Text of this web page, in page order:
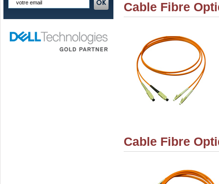
Cable Fibre
Cable Fibre